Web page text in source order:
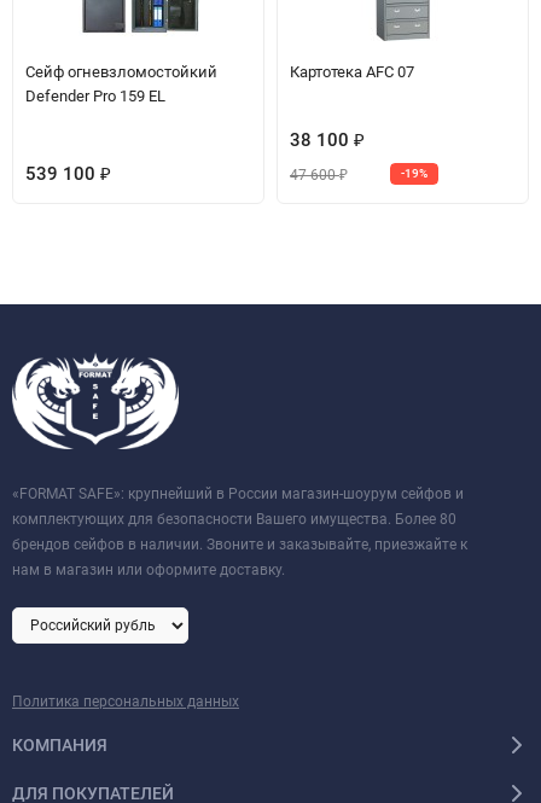
Сейф огневзломостойкий
Defender Pro 159 EL
539 100 ₽
Картотека AFC 07
38 100 ₽
47 600₽ -19%
«FORMAT SAFE»: крупнейший в России магазин-шоурум сейфов и
комплектующих для безопасности Вашего имущества. Более 80
брендов сейфов в наличии. Звоните и заказывайте, приезжайте к
нам в магазин или оформите доставку.
Политика персональных данных
КОМПАНИЯ
ДЛЯ ПОКУПАТЕЛЕЙ